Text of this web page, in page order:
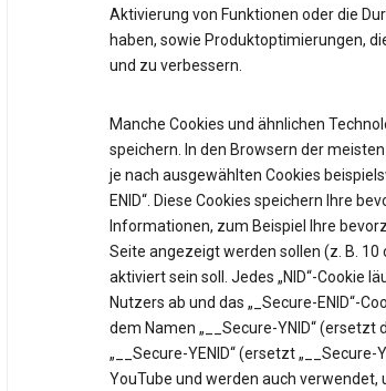
Aktivierung von Funktionen oder die
haben, sowie Produktoptimierungen,
und zu verbessern.
Manche Cookies und ähnlichen
speichern. In den Browsern der
je nach ausgewählten Cookies
ENID“. Diese Cookies speichern Ihre
Informationen, zum Beispiel Ihre
Seite angezeigt werden sollen (z. B.
aktiviert sein soll. Jedes „NID“-Cookie
Nutzers ab und das „_Secure-ENID“-
dem Namen „__Secure-YNID“ (ersetzt
„__Secure-YENID“ (ersetzt
YouTube und werden auch